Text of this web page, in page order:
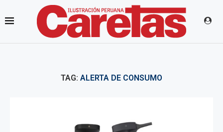
TAG: ALERTA DE CONSUMO